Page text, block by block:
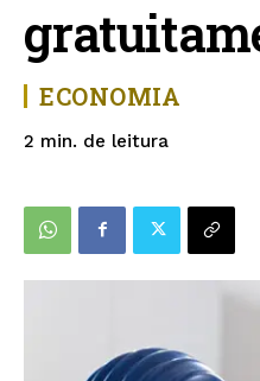
ECONOMIA
2 min. de leitura